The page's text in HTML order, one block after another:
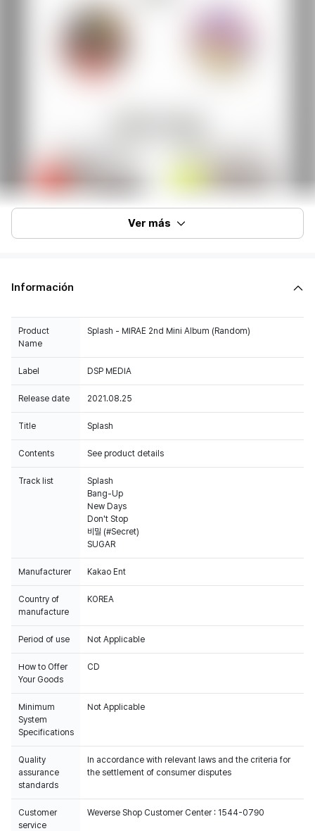
Ver más
Información
Product
Name
Splash - MIRAE 2nd Mini Album (Random)
Label DSP MEDIA
Release date 2021.08.25
Title Splash
Contents See product details
Track list
Splash
Bang-Up
New Days
Don't Stop
비밀 (#Secret)
SUGAR
Manufacturer Kakao Ent
Country of
manufacture
KOREA
Period of use Not Applicable
How to Offer
Your Goods
CD
Minimum
System
Specifications
Not Applicable
Quality
assurance
standards
In accordance with relevant laws and the criteria for
the settlement of consumer disputes
Customer
service
Weverse Shop Customer Center : 1544-0790